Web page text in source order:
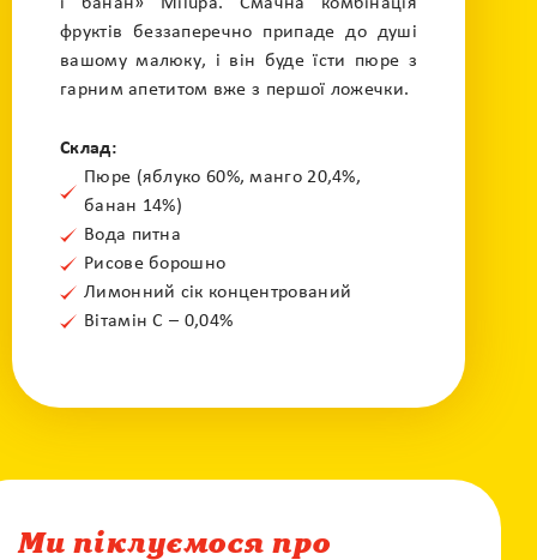
фруктів беззаперечно припаде до душі
вашому малюку, і він буде їсти пюре з
гарним апетитом вже з першої ложечки.
Склад:
Пюре (яблуко 60%, манго 20,4%,
банан 14%)
Вода питна
Рисове борошно
Лимонний сік концентрований
Вітамін С – 0,04%
Ми піклуємося про